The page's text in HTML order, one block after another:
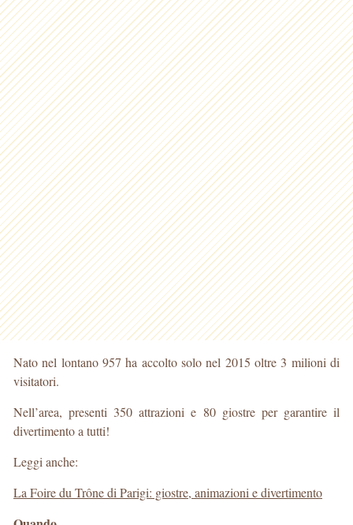
Nato nel lontano 957 ha accolto solo nel 2015 oltre 3 milioni di
visitatori.
Nell’area, presenti 350 attrazioni e 80 giostre per garantire il
divertimento a tutti!
Leggi anche:
La Foire du Trône di Parigi: giostre, animazioni e divertimento